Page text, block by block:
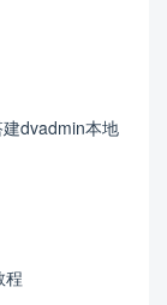
dvadmin本地
程